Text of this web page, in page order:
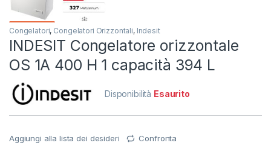
Congelatori, Congelatori Orizzontali, Indesit
INDESIT Congelatore orizzontale
OS 1A 400 H 1 capacità 394 L
Disponibilità Esaurito
Aggiungi alla lista dei desideri Confronta